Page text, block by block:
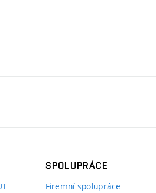
SPOLUPRÁCE
Firemní spolupráce